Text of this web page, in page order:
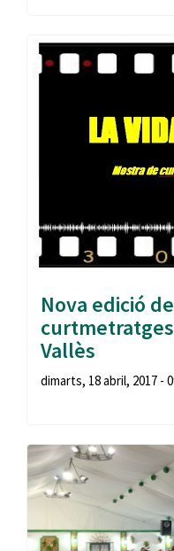
Nova edició
Vallès
dimarts, 18 abril, 2017 -